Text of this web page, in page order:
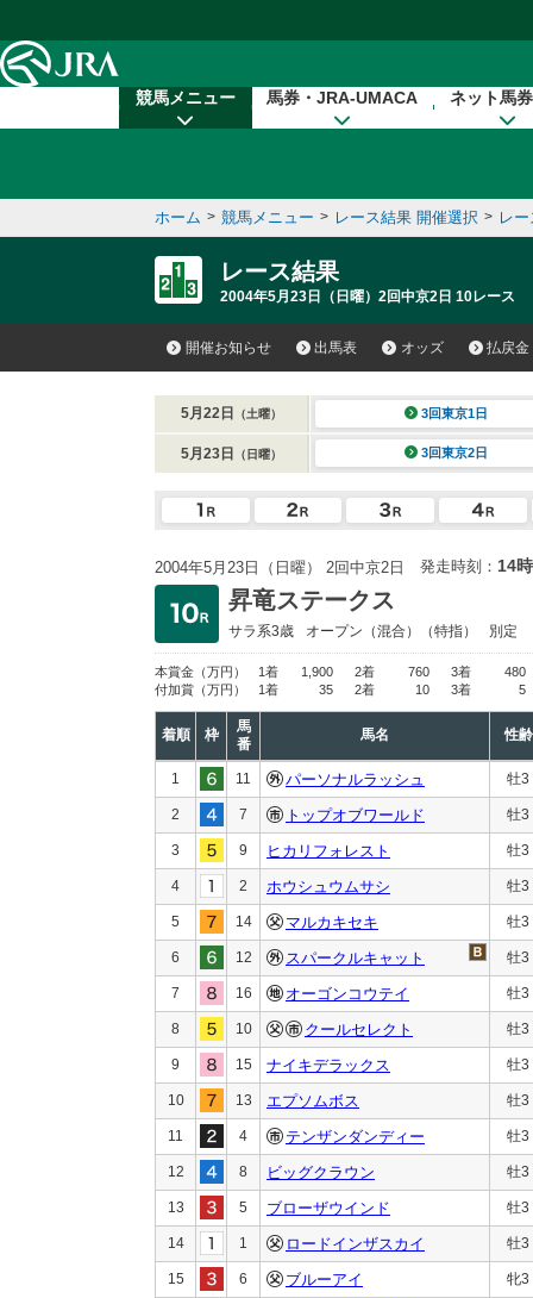
競馬メニュー 馬券・JRA-UMACA ネット馬
ホーム > 競馬メニュー > レース結果 開催選択 > レ
レース結果
2004年5月23日（日曜）2回中京2日 10レース
開催お知らせ 出馬表 オッズ 払戻金
5月22日 （土曜） 3回東京1日
5月23日 （日曜） 3回東京2日
2004年5月23日（日曜） 2回中京2日 発走時刻： 14
昇竜ステークス
サラ系3歳 オープン （混合）（特指） 別定
本賞金 （万円） 1着 1,900 2着 760 3着
480
付加賞 （万円） 1着 35 2着 10 3着 5
着順 枠
馬
番
馬名 性齢
1 11 パーソナルラッシュ 牡3
2 7 トップオブワールド 牡3
3 9 ヒカリフォレスト 牡3
4 2 ホウシュウムサシ 牡3
5 14 マルカキセキ 牡3
6 12 スパークルキャット 牡3
7 16 オーゴンコウテイ 牡3
8 10 クールセレクト 牡3
9 15 ナイキデラックス 牡3
10 13 エプソムボス 牡3
11 4 テンザンダンディー 牡3
12 8 ビッグクラウン 牡3
13 5 ブローザウインド 牡3
14 1 ロードインザスカイ 牡3
15 6 ブルーアイ 牝3